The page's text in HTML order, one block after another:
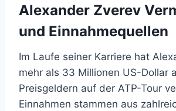
Alexander Zverev
und Einnahmequellen
Im Laufe seiner Karriere hat
mehr als 33 Millionen US-Dollar
Preisgeldern auf der ATP-Tour
Einnahmen stammen aus